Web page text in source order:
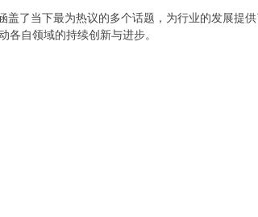
了当下最为热议的多个话题，为行业的发展提
自领域的持续创新与进步。